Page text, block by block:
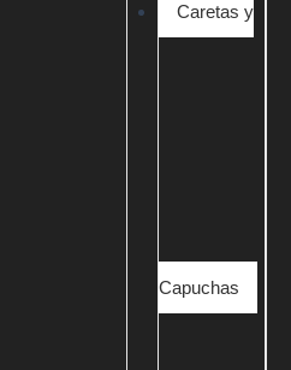
Caretas y
Capuchas